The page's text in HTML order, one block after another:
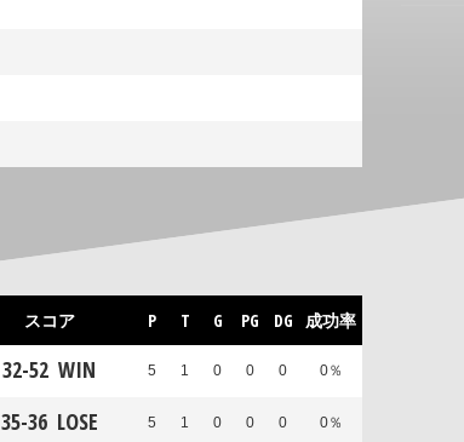
スコア P T G PG DG 成功率
32-52 WIN 5 1 0 0 0 0％
35-36 LOSE 5 1 0 0 0 0％